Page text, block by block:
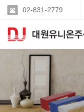
02-831-2779